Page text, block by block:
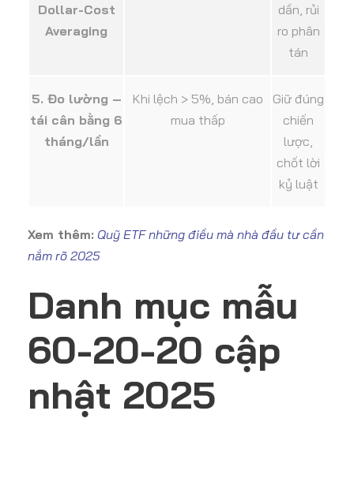
Dollar-Cost
Averaging
dần, rủi
ro phân
tán
5. Đo lường –
tái cân bằng 6
tháng/lần
Khi lệch > 5%, bán cao
mua thấp
Giữ đúng
chiến
lược,
chốt lời
kỷ luật
Xem thêm: Quỹ ETF những điều mà nhà đầu tư cần
nắm rõ 2025
Danh mục mẫu
60-20-20 cập
nhật 2025